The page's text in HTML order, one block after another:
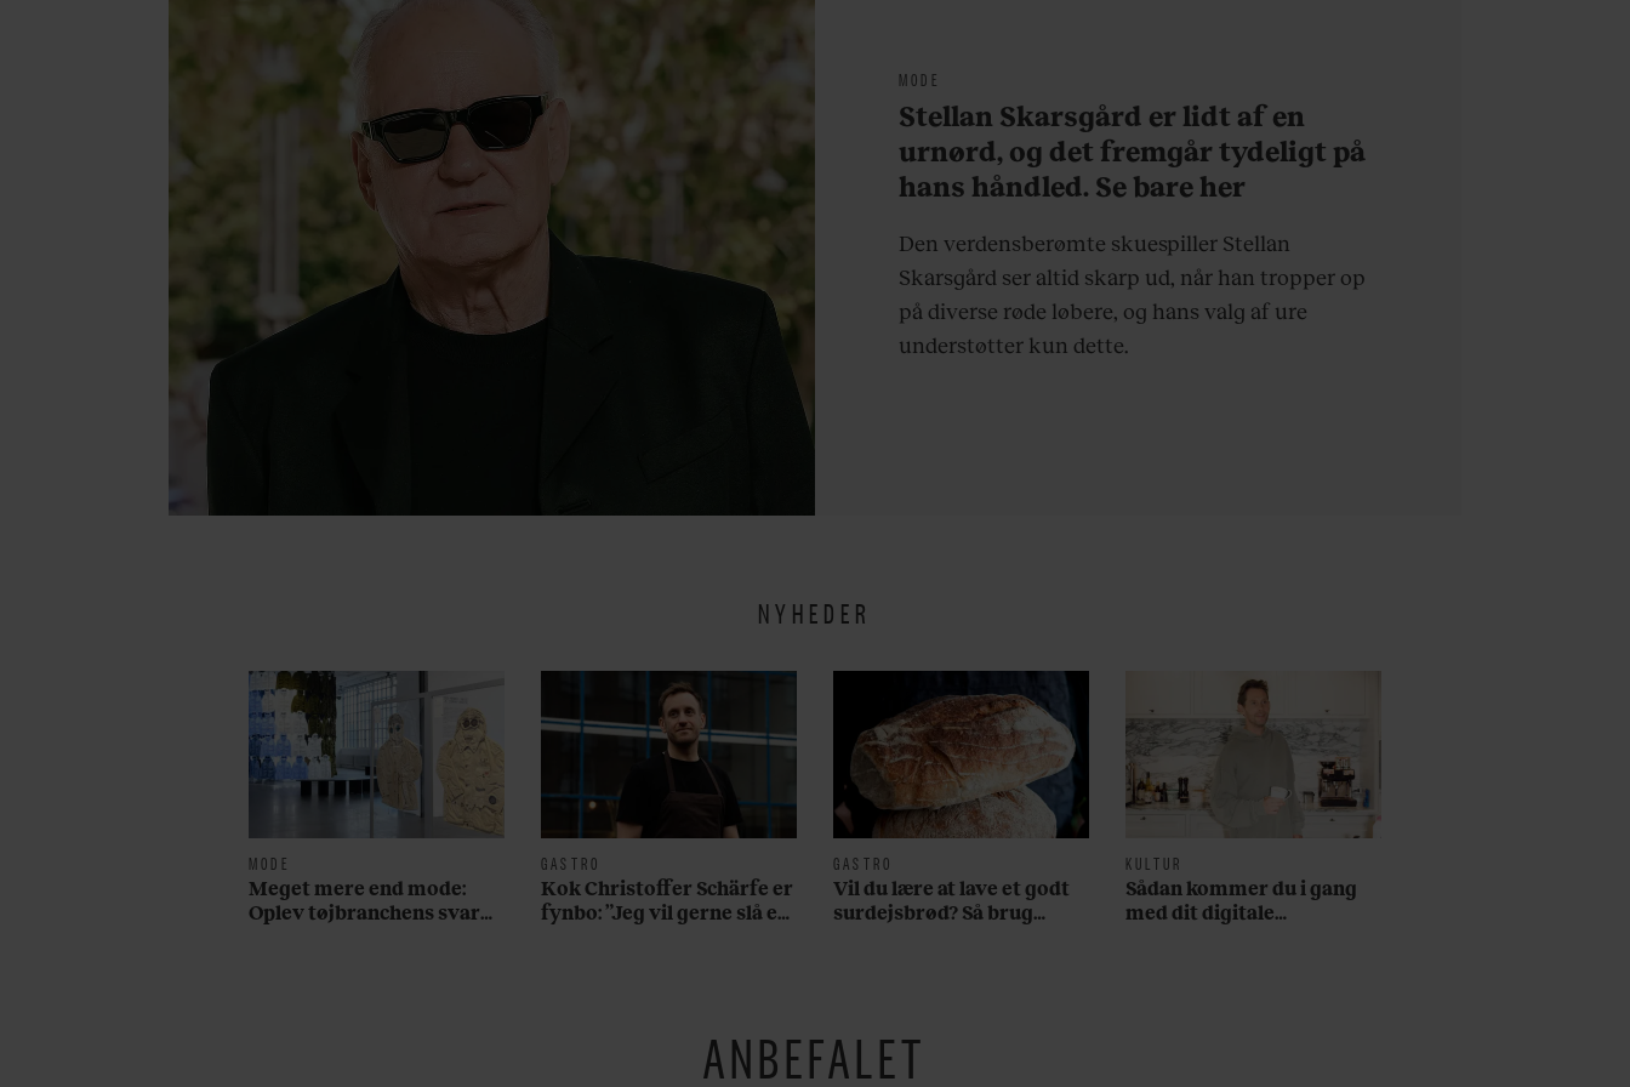
MODE
Stellan Skarsgård er lidt af en
urnørd, og det fremgår tydeligt på
hans håndled. Se bare her
Den verdensberømte skuespiller Stellan
Skarsgård ser altid skarp ud, når han tropper op
på diverse røde løbere, og hans valg af ure
understøtter kun dette.
NYHEDER
MODE
Meget mere end mode:
Oplev tøjbranchens svar
GASTRO
Kok Christoffer Schärfe er
fynbo: ”Jeg vil gerne slå et
GASTRO
Vil du lære at lave et godt
surdejsbrød? Så brug
KULTUR
Sådan kommer du i gang
med dit digitale
ANBEFALET